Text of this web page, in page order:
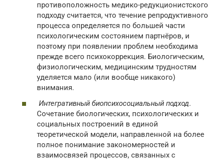
противоположность медико-редукционистского
подходу считается, что течение репродуктивного
процесса определяется по большей части
психологическим состоянием партнёров, и
поэтому при появлении проблем необходима
прежде всего психокоррекция. Биологическим,
физиологическим, медицинским трудностям
уделяется мало (или вообще никакого)
внимания.
Интегративный биопсихосоциальный подход.
Сочетание биологических, психологических и
социальных построений в единой
теоретической модели, направленной на более
полное понимание закономерностей и
взаимосвязей процессов, связанных с